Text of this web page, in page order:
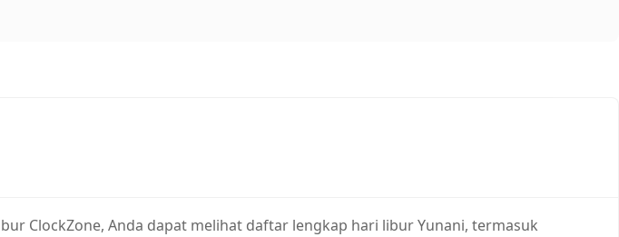
ClockZone, Anda dapat melihat daftar lengkap hari libur Yunani, termasuk